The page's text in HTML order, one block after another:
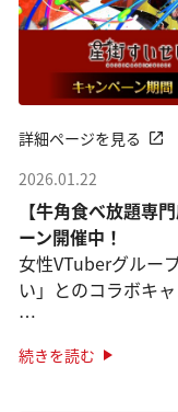
詳細ページを見る
2026.01.22
【牛角食べ放題
ーン開催中！
女性VTuberグルー
い」とのコラボキ
オリジナルピック
「星街すいせいセレ
続きを読む